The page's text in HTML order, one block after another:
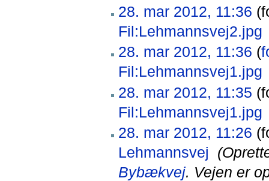
28. mar 2012, 11:36
Fil:Lehmannsvej2.jpg
28. mar 2012, 11:36 (
Fil:Lehmannsvej1.jpg
28. mar 2012, 11:35
Fil:Lehmannsvej1.jpg
28. mar 2012, 11:26
Lehmannsvej
Bybækvej. Vejen er